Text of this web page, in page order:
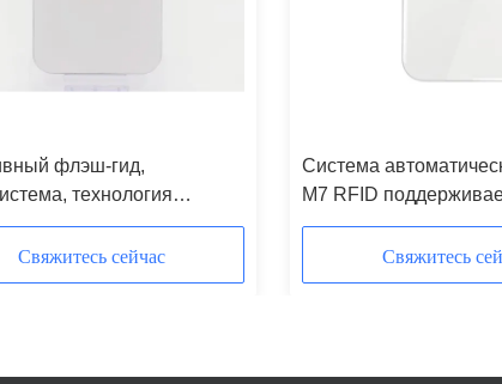
флэш-гид,
технология
шума RFID M7
Свяжитесь сейчас
Система
M7 RFID
языков
Свяжитесь